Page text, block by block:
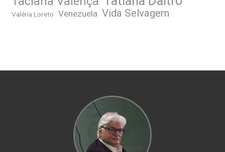
Valéria Loreto Venezuela Vida Selvagem